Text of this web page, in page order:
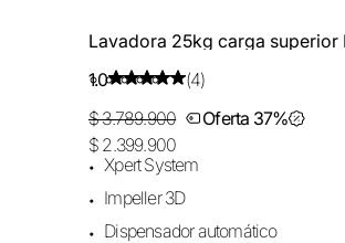
Lavadora 25kg carga superior
1.0
(4)
$ 3.789.900
Oferta 37%
$ 2.399.900
Xpert System
Impeller 3D
Dispensador automático